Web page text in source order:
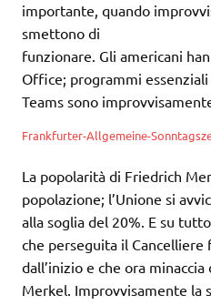
importante, quando
smettono di
funzionare. Gli americani
Office; programmi
Teams sono
Frankfurter-Allgemeine-
La popolarità di Friedrich
popolazione; l’Unione si
alla soglia del 20%. E su
che perseguita il Cancelliere
dall’inizio e che ora
Merkel. Improvvisamente la